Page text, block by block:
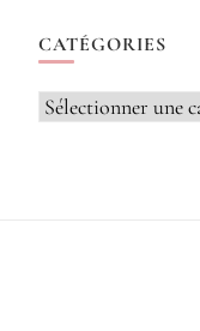
CATÉGORIES
Catégories